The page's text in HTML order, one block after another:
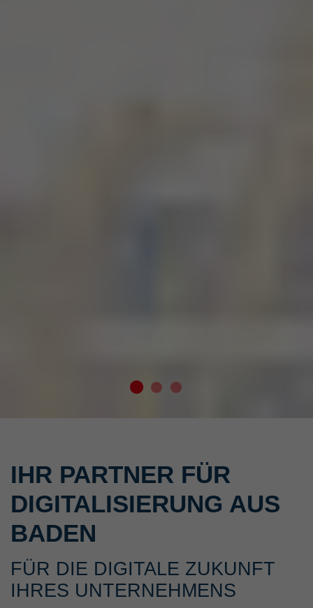
IHR PARTNER FÜR
DIGITALISIERUNG AUS
BADEN
FÜR DIE DIGITALE ZUKUNFT
IHRES UNTERNEHMENS